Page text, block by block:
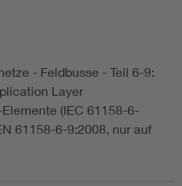
- Feldbusse - Teil 6-9:
Layer
(IEC 61158-6-
61158-6-9:2008, nur auf